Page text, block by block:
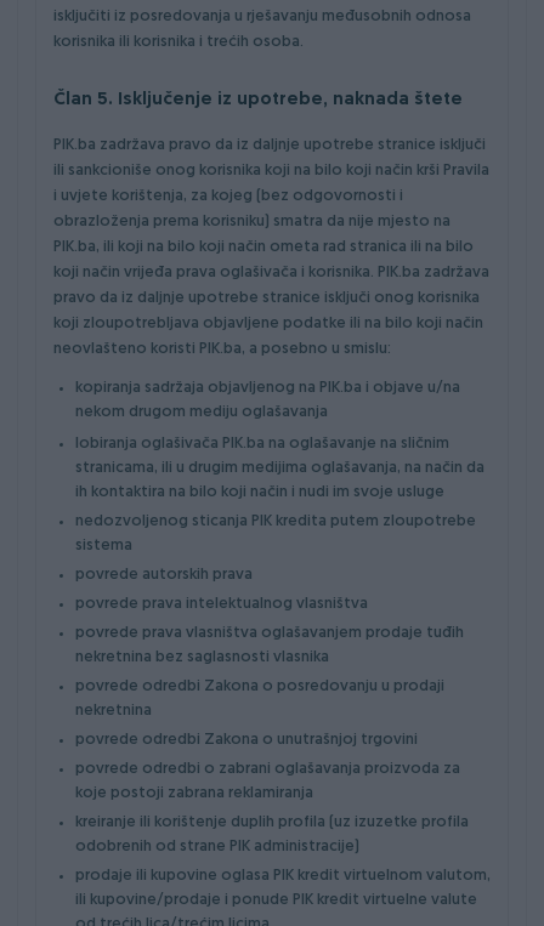
isključiti iz posredovanja u rješavanju međusobnih odnosa
korisnika ili korisnika i trećih osoba.
Član 5. Isključenje iz upotrebe, naknada štete
PIK.ba zadržava pravo da iz daljnje upotrebe stranice isključi
ili sankcioniše onog korisnika koji na bilo koji način krši Pravila
i uvjete korištenja, za kojeg (bez odgovornosti i
obrazloženja prema korisniku) smatra da nije mjesto na
PIK.ba, ili koji na bilo koji način ometa rad stranica ili na bilo
koji način vrijeđa prava oglašivača i korisnika. PIK.ba zadržava
pravo da iz daljnje upotrebe stranice isključi onog korisnika
koji zloupotrebljava objavljene podatke ili na bilo koji način
neovlašteno koristi PIK.ba, a posebno u smislu:
kopiranja sadržaja objavljenog na PIK.ba i objave u/na
nekom drugom mediju oglašavanja
lobiranja oglašivača PIK.ba na oglašavanje na sličnim
stranicama, ili u drugim medijima oglašavanja, na način da
ih kontaktira na bilo koji način i nudi im svoje usluge
nedozvoljenog sticanja PIK kredita putem zloupotrebe
sistema
povrede autorskih prava
povrede prava intelektualnog vlasništva
povrede prava vlasništva oglašavanjem prodaje tuđih
nekretnina bez saglasnosti vlasnika
povrede odredbi Zakona o posredovanju u prodaji
nekretnina
povrede odredbi Zakona o unutrašnjoj trgovini
povrede odredbi o zabrani oglašavanja proizvoda za
koje postoji zabrana reklamiranja
kreiranje ili korištenje duplih profila (uz izuzetke profila
odobrenih od strane PIK administracije)
prodaje ili kupovine oglasa PIK kredit virtuelnom valutom,
ili kupovine/prodaje i ponude PIK kredit virtuelne valute